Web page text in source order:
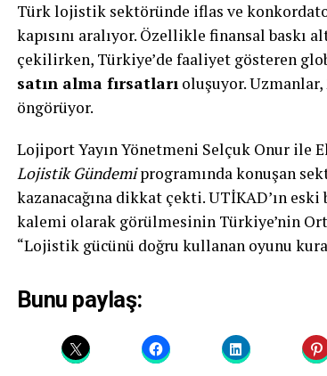
Türk lojistik sektöründe iflas ve
kapısını aralıyor. Özellikle finansal
çekilirken, Türkiye’de faaliyet gösteren
satın alma fırsatları oluşuyor.
öngörüyor.
Lojiport Yayın Yönetmeni Selçuk Onur ile
Lojistik Gündemiprogramında konuşan
kazanacağına dikkat çekti. UTİKAD’ın
kalemi olarak görülmesinin Türkiye’nin
“Lojistik gücünü doğru kullanan oyunu
Bunu paylaş: